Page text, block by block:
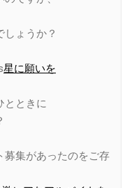
ょうか？
星に願いを
とときに
募集があったのをご存